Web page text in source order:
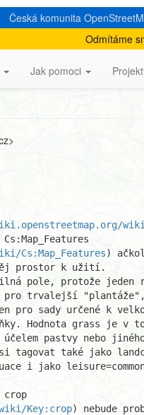
Česká komunita
Odmítáme
Jak pomoci
Cs:Map_Features)
prostor k užití.
pole, protože jeden
pro trvalejší
sady určené k
Hodnota grass je v
pastvy nebo jiného
také jako
i jako
Key:crop) nebude